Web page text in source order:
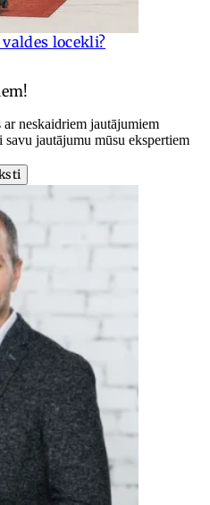
locekli?
ar neskaidriem jautājumiem
jautājumu mūsu ekspertiem